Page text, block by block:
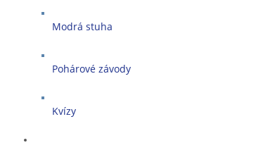
Modrá stuha
Pohárové závody
Kvízy